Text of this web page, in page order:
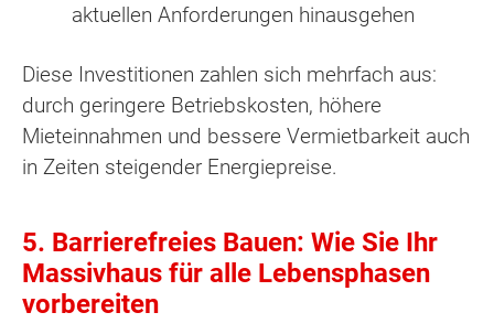
aktuellen Anforderungen hinausgehen
Diese Investitionen zahlen sich mehrfach aus:
durch geringere Betriebskosten, höhere
Mieteinnahmen und bessere Vermietbarkeit auch
in Zeiten steigender Energiepreise.
5. Barrierefreies Bauen: Wie Sie Ihr
Massivhaus für alle Lebensphasen
vorbereiten